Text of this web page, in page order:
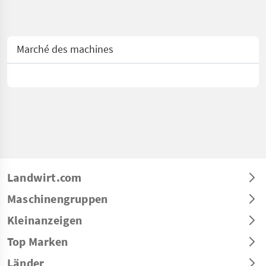
Marché des machines
Landwirt.com
Maschinengruppen
Kleinanzeigen
Top Marken
Länder